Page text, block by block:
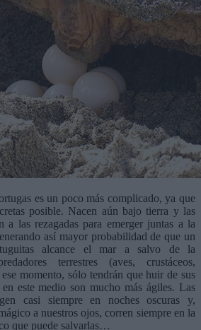
es un poco más complicado, ya que
posible. Nacen aún bajo tierra y las
a las rezagadas para emerger juntas a la
así mayor probabilidad de que un
alcance el mar a salvo de la
terrestres (aves, crustáceos,
momento, sólo tendrán que huir de sus
este medio son mucho más ágiles. Las
casi siempre en noches oscuras y,
a nuestros ojos, corren siempre en la
que puede salvarlas…